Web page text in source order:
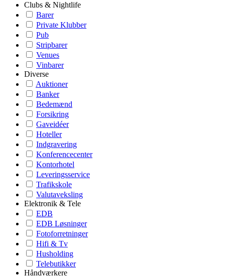
Clubs & Nightlife
Barer
Private Klubber
Pub
Stripbarer
Venues
Vinbarer
Diverse
Auktioner
Banker
Bedemænd
Forsikring
Gaveidéer
Hoteller
Indgravering
Konferencecenter
Kontorhotel
Leveringsservice
Trafikskole
Valutaveksling
Elektronik & Tele
EDB
EDB Løsninger
Fotoforretninger
Hifi & Tv
Husholding
Telebutikker
Håndværkere